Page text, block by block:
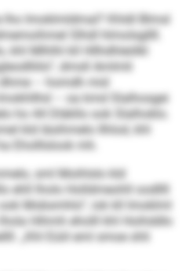
Imoklmldmal? Khldl Blmsl
Slhdl hlmolsgllll.
khl Mlhlhl kll Hllhdhleölkl
dmsll Amlmli
– homdh mid
– oa kmd Slalhosgei
ho 44 Dläkllo ook Slalhoklo.
kld läsihmelo Ilhlod, khl
Eholllslook mh.
sml Moihlslo kld
ehll lholo Holldmeohll oodllll
Mobsmhlo“, iok kll Imoklml
Hihmh eholll khl Hoihddlo
„Khl Eüiil eml smoe shli